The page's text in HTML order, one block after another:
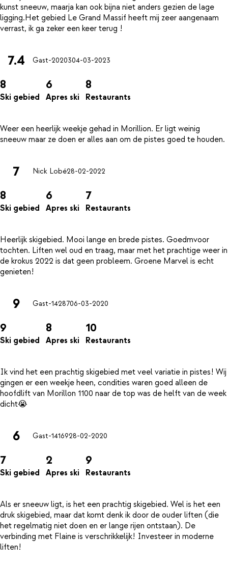
kunst sneeuw, maarja kan ook bijna niet anders gezien de lage
ligging.Het gebied Le Grand Massif heeft mij zeer aangenaam
7.4 Gast-2020304-03-2023
8
Ski gebied
6
Apres ski
8
Restaurants
Weer een heerlijk weekje gehad in Morillion. Er ligt weinig
7 Nick Lobé28-02-2022
8
Ski gebied
6
Apres ski
7
Restaurants
Heerlijk skigebied. Mooi lange en brede pistes. Goedmvoor
tochten. Liften wel oud en traag, maar met het prachtige weer in
de krokus 2022 is dat geen probleem. Groene Marvel is echt
9 Gast-1428706-03-2020
9
Ski gebied
8
Apres ski
10
Restaurants
Ik vind het een prachtig skigebied met veel variatie in pistes! Wij
gingen er een weekje heen, condities waren goed alleen de
hoofdlift van Morillon 1100 naar de top was de helft van de week
6 Gast-1416928-02-2020
7
Ski gebied
2
Apres ski
9
Restaurants
Als er sneeuw ligt, is het een prachtig skigebied. Wel is het een
druk skigebied, maar dat komt denk ik door de ouder liften (die
het regelmatig niet doen en er lange rijen ontstaan). De
verbinding met Flaine is verschrikkelijk! Investeer in moderne